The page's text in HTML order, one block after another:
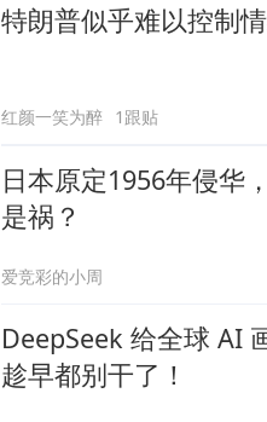
特朗普似乎难以控制
红颜一笑为醉 1跟贴
日本原定1956年侵华
是祸？
爱竞彩的小周
DeepSeek 给全球 AI
趁早都别干了！